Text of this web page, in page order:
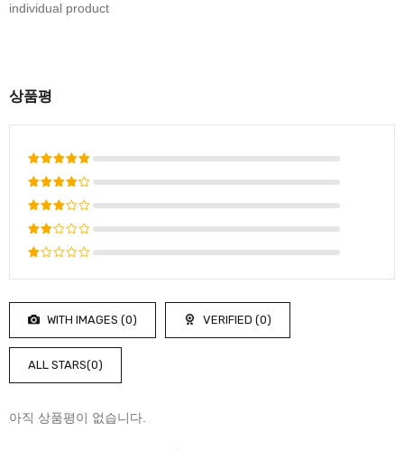
individual product
상품평
5 중에서
5
로 평가
됨
5 중에
서
4
로
평가됨
5 중
에서
3로
5
2로
평
가
5
서
1
로
평
가
WITH IMAGES (0) VERIFIED (0)
ALL STARS(0)
아직 상품평이 없습니다.